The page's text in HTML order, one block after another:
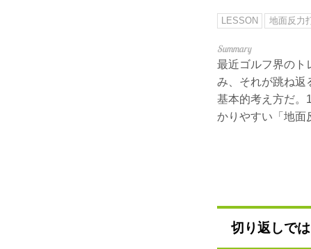
LESSON 地面反力
最近ゴルフ界のト
み、それが跳ね返
基本的考え方だ。
かりやすい「地面
切り返しで